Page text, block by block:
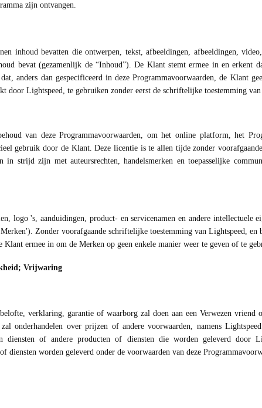
zijn ontvangen.
inhoud bevatten die ontwerpen, tekst, afbeeldingen, afbeeldingen,
bevat (gezamenlijk de “Inhoud”). De Klant stemt ermee in en erkent
anders dan gespecificeerd in deze Programmavoorwaarden, de Klant
door Lightspeed, te gebruiken zonder eerst de schriftelijke toestemming
van deze Programmavoorwaarden, om het online platform, het
gebruik door de Klant. Deze licentie is te allen tijde zonder
in strijd zijn met auteursrechten, handelsmerken en toepasselijke
logo 's, aanduidingen, product- en servicenamen en andere intellectuele
Zonder voorafgaande schriftelijke toestemming van Lightspeed, en
ermee in om de Merken op geen enkele manier weer te geven of te
Vrijwaring
verklaring, garantie of waarborg zal doen aan een Verwezen
onderhandelen over prijzen of andere voorwaarden, namens
diensten of andere producten of diensten die worden geleverd door
diensten worden geleverd onder de voorwaarden van deze